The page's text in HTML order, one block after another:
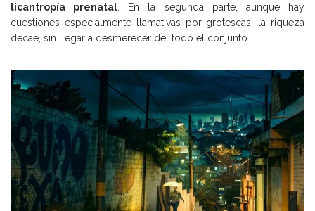
licantropía prenatal . En la segunda parte, aunque hay
cuestiones especialmente llamativas por grotescas, la riqueza
decae, sin llegar a desmerecer del todo el conjunto.